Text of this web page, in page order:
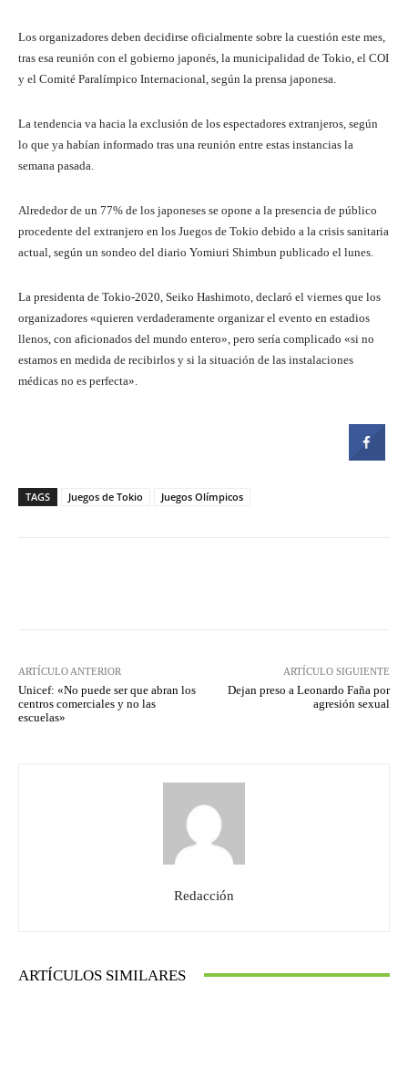
Los organizadores deben decidirse oficialmente sobre la cuestión este mes,
tras esa reunión con el gobierno japonés, la municipalidad de Tokio, el COI
y el Comité Paralímpico Internacional, según la prensa japonesa.
La tendencia va hacia la exclusión de los espectadores extranjeros, según
lo que ya habían informado tras una reunión entre estas instancias la
semana pasada.
Alrededor de un 77% de los japoneses se opone a la presencia de público
procedente del extranjero en los Juegos de Tokio debido a la crisis sanitaria
actual, según un sondeo del diario Yomiuri Shimbun publicado el lunes.
La presidenta de Tokio-2020, Seiko Hashimoto, declaró el viernes que los
organizadores «quieren verdaderamente organizar el evento en estadios
llenos, con aficionados del mundo entero», pero sería complicado «si no
estamos en medida de recibirlos y si la situación de las instalaciones
médicas no es perfecta».
TAGS Juegos de Tokio Juegos Olímpicos
ARTÍCULO ANTERIOR
Unicef: «No puede ser que abran los
centros comerciales y no las
escuelas»
ARTÍCULO SIGUIENTE
Dejan preso a Leonardo Faña por
agresión sexual
Redacción
ARTÍCULOS SIMILARES